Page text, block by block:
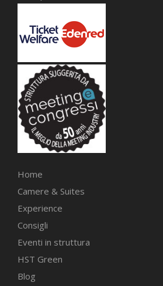
Home
Camere & Suites
Experience
Consigli
Eventi in struttura
HST Green
Blog